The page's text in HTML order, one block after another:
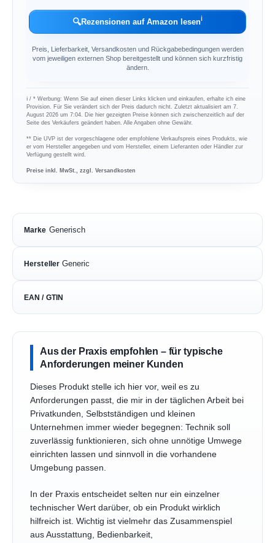
🔍Rezensionen auf Amazon lesenℹ︎
Preis, Lieferbarkeit, Versandkosten und Rückgabebedingungen werden
vom jeweiligen externen Shop bereitgestellt und können sich kurzfristig
ändern.
ℹ︎ / * Werbung: Wenn Sie auf einen dieser Links klicken und einkaufen, erhalte ich eine
Provision. Für Sie verändert sich der Preis dadurch nicht. Zuletzt aktualisiert am 7.
August 2026 um 7:04. Die hier gezeigten Preise können sich zwischenzeitlich auf der
Seite des Verkäufers geändert haben. Alle Angaben ohne Gewähr.
** Die UVP ist der vorgeschlagene oder empfohlene Verkaufspreis eines Produkts, wie
er vom Hersteller angegeben und vom Hersteller, einem Lieferanten oder Händler zur
Verfügung gestellt wird.
Preise inkl. MwSt., zzgl. Versandkosten
Marke Generisch
Hersteller Generic
EAN / GTIN
Aus der Praxis empfohlen – für typische
Anforderungen meiner Kunden
Dieses Produkt stelle ich hier vor, weil es zu
Anforderungen passt, die mir in der täglichen Arbeit bei
Privatkunden, Selbstständigen und kleinen
Unternehmen immer wieder begegnen: Technik soll
zuverlässig funktionieren, sich ohne unnötige Umwege
einrichten lassen und sinnvoll in die vorhandene
Umgebung passen.
In der Praxis entscheidet selten nur ein einzelner
technischer Wert darüber, ob ein Produkt wirklich
hilfreich ist. Wichtig ist vielmehr das Zusammenspiel
aus Ausstattung, Bedienbarkeit,